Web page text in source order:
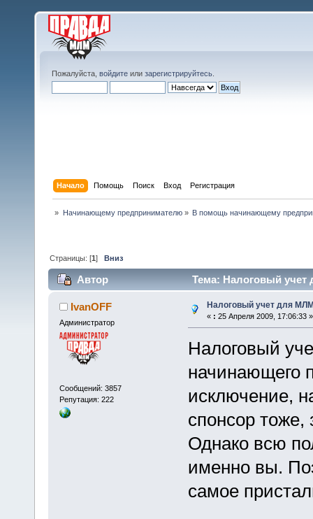
Пожалуйста, войдите или зарегистрируйтесь
Начало Помощь Поиск Вход Регистрация
» Начинающему предпринимателю» В помощь начинающему
Страницы: [1]Вниз
Автор Тема: Налоговый учет
IvanOFF
Администратор
Сообщений: 3857
Репутация: 222
Налоговый учет для
« : 25 Апреля 2009, 17:06:33 »
Налоговый
начинающего
исключение,
спонсор
Однако всю
именно вы.
самое